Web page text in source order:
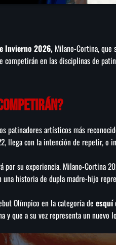
Invierno 2026, Milano-Cortina,
competirán en las disciplinas de
patinadores artísticos más
llega con la intención de repetir, o
por su experiencia. Milano-Cortina
una historia de dupla madre-hijo
Olímpico en la categoría de esquí
que a su vez representa un nuevo